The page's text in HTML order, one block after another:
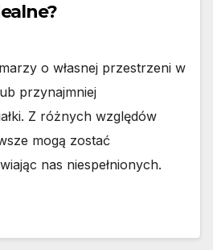
o własnej przestrzeni w
przynajmniej
Z różnych względów
mogą zostać
nas niespełnionych.